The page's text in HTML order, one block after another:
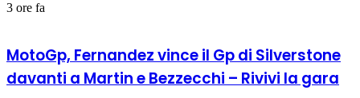
3 ore fa
MotoGp, Fernandez vince il Gp di Silverstone
davanti a Martin e Bezzecchi – Rivivi la gara